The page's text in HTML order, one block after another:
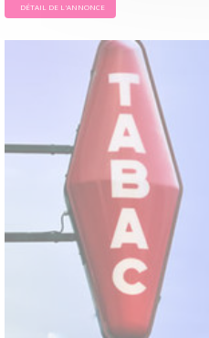
DÉTAIL DE L'ANNONCE